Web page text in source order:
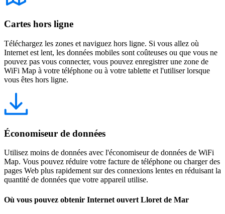
Cartes hors ligne
Téléchargez les zones et naviguez hors ligne. Si vous allez où
Internet est lent, les données mobiles sont coûteuses ou que vous ne
pouvez pas vous connecter, vous pouvez enregistrer une zone de
WiFi Map à votre téléphone ou à votre tablette et l'utiliser lorsque
vous êtes hors ligne.
Économiseur de données
Utilisez moins de données avec l'économiseur de données de WiFi
Map. Vous pouvez réduire votre facture de téléphone ou charger des
pages Web plus rapidement sur des connexions lentes en réduisant la
quantité de données que votre appareil utilise.
Où vous pouvez obtenir Internet ouvert Lloret de Mar